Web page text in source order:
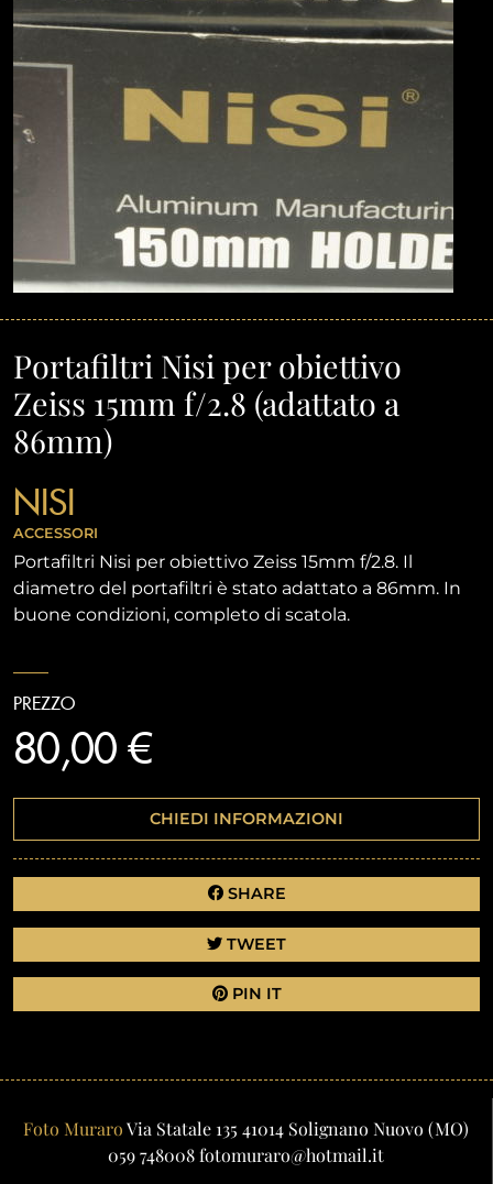
Portafiltri Nisi per obiettivo
Zeiss 15mm f/2.8 (adattato a
86mm)
NISI
ACCESSORI
Portafiltri Nisi per obiettivo Zeiss 15mm f/2.8. Il
diametro del portafiltri è stato adattato a 86mm. In
buone condizioni, completo di scatola.
PREZZO
80,00 €
CHIEDI INFORMAZIONI
SHARE
TWEET
PIN IT
Foto MuraroVia Statale 135 41014 Solignano Nuovo (MO)
059 748008fotomuraro@hotmail.it